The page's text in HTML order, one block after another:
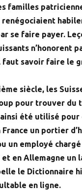
familles
renégociaient
se faire payer.
n’honorent
faut savoir faire le
siècle, les
pour trouver du
ainsi été utilisé pour
France un portier
un employé
et en Allemagne un
le Dictionnaire
en ligne.